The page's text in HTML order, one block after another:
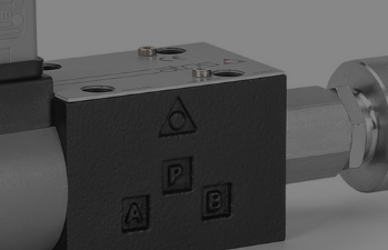
want to leave the configurator?